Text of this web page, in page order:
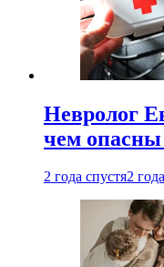
Невролог
чем
2 года спустя2